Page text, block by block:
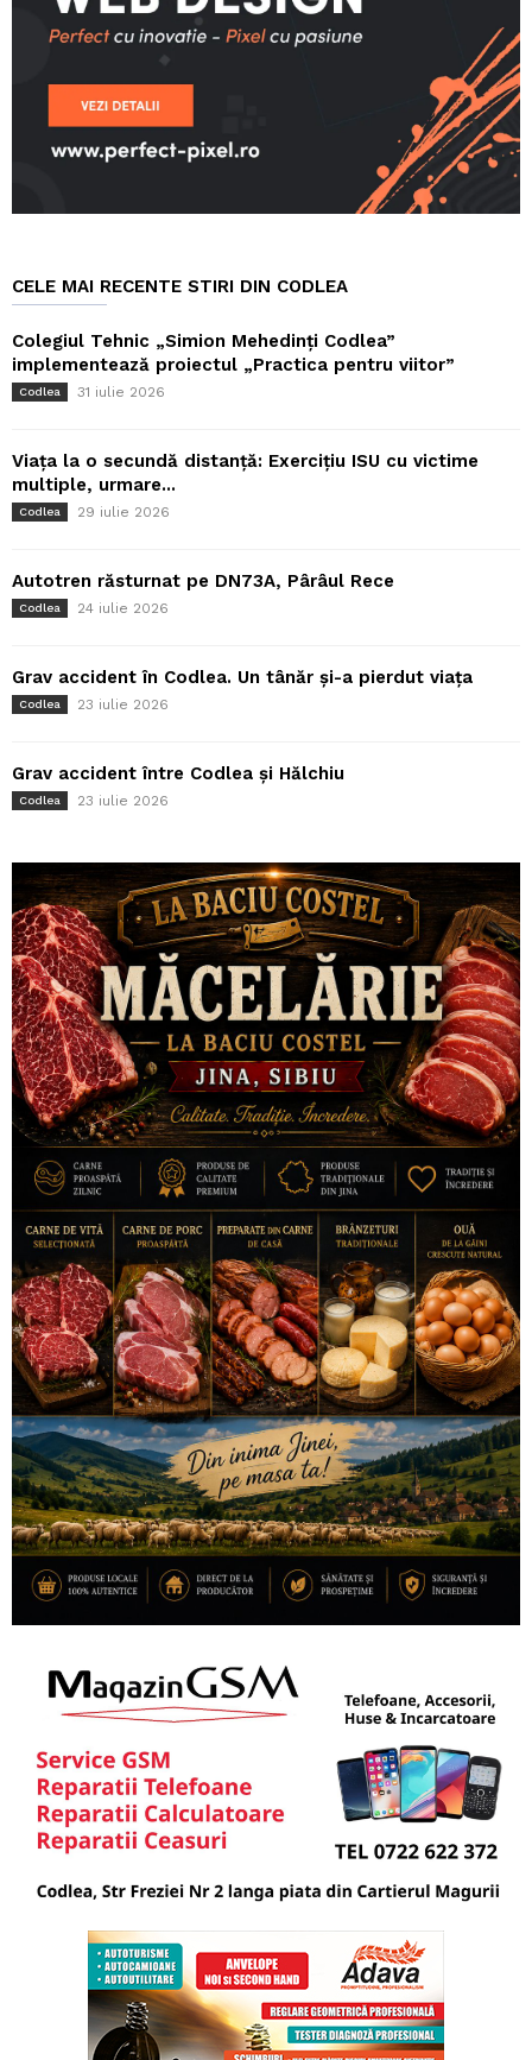
CELE MAI RECENTE STIRI DIN CODLEA
Colegiul Tehnic „Simion Mehedinți Codlea”
implementează proiectul „Practica pentru viitor”
Codlea 31 iulie 2026
Viața la o secundă distanță: Exercițiu ISU cu victime
multiple, urmare...
Codlea 29 iulie 2026
Autotren răsturnat pe DN73A, Pârâul Rece
Codlea 24 iulie 2026
Grav accident în Codlea. Un tânăr și-a pierdut viața
Codlea 23 iulie 2026
Grav accident între Codlea și Hălchiu
Codlea 23 iulie 2026